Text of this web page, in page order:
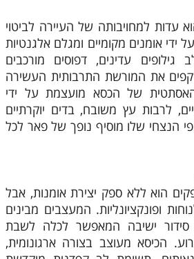
עדות למחויבותה של העיירה לביטוי
ידי אומנים מקומיים ומגלם אלגנטיות
גילופים עדינים, דפוסים מורכבים
את המורשת התרבותית העשירה
של הכסא מועצמת על ידי
לרבות עץ משובח, בדים יוקרתיים
הנצחי שלו מוסיף נופך של פאר לכל
הוא ללא ספק יצירת אומנות, אבל
ופונקציונליות. המעצבים מבינים
סידור ישיבה המאפשר לכלה לשבת
הכיסא מעוצב בצורה ארגונומית,